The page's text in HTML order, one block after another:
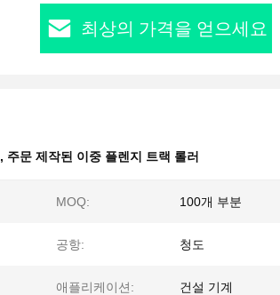
최상의 가격을 얻으세요
, 주문 제작된 이중 플렌지 트랙 롤러
MOQ: 100개 부분
공항: 청도
애플리케이션: 건설 기계